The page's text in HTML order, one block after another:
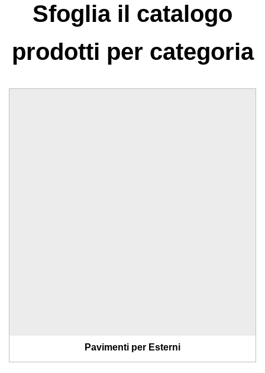
Sfoglia il catalogo
prodotti per categoria
Pavimenti per Esterni